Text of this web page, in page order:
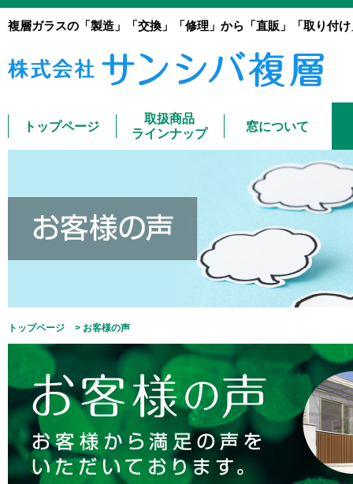
複層ガラスの「製造」「交換」「修理」から「直販」「取り付
トップページ
取扱商品
ラインナップ
窓について
トップページ > お客様の声